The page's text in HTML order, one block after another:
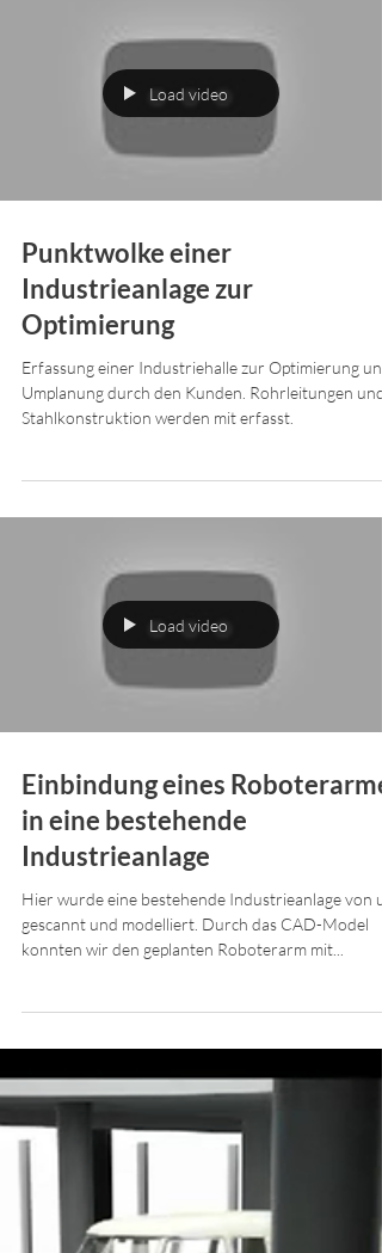
Load video
Punktwolke einer
Industrieanlage zur
Optimierung
Erfassung einer Industriehalle zur Optimierung und
Umplanung durch den Kunden. Rohrleitungen und
Stahlkonstruktion werden mit erfasst.
Load video
Einbindung eines
in eine bestehende
Industrieanlage
Hier wurde eine bestehende Industrieanlage von
gescannt und modelliert. Durch das CAD-Model
konnten wir den geplanten Roboterarm mit...